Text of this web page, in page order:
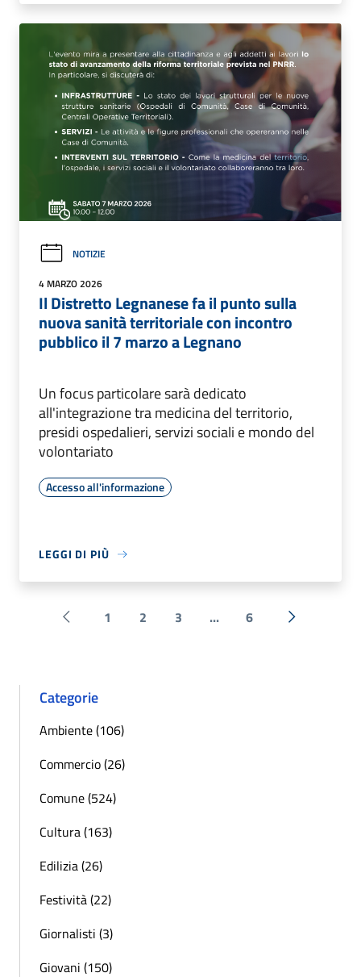
NOTIZIE
4 MARZO 2026
Il Distretto Legnanese fa il punto sulla
nuova sanità territoriale con incontro
pubblico il 7 marzo a Legnano
Un focus particolare sarà dedicato
all'integrazione tra medicina del territorio,
presidi ospedalieri, servizi sociali e mondo del
volontariato
Accesso all'informazione
LEGGI DI PIÙ
Pagina precedente
1 2 3 ... 6 Successiva
Categorie
Ambiente (106)
Commercio (26)
Comune (524)
Cultura (163)
Edilizia (26)
Festività (22)
Giornalisti (3)
Giovani (150)